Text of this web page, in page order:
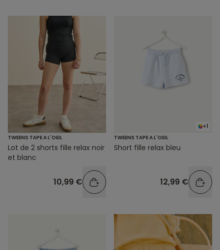
TWEENS TAPE A L'OEIL
Lot de 2 shorts fille relax noir
et blanc
10,99 €
+1
TWEENS TAPE A L'OEIL
Short fille relax bleu
12,99 €